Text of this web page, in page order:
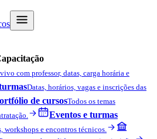
com professor, datas, carga horária e
Datas, horários, vagas e inscrições das
de cursosTodos os temas
Eventos e turmas
workshops e encontros técnicos.